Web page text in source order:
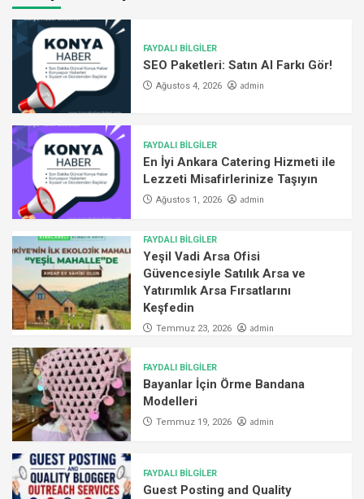
FAYDALI BİLGİLER
SEO Paketleri: Satın Al Farkı Gör!
Ağustos 4, 2026 admin
FAYDALI BİLGİLER
En İyi Ankara Catering Hizmeti ile
Lezzeti Misafirlerinize Taşıyın
Ağustos 1, 2026 admin
FAYDALI BİLGİLER
Yeşil Vadi Arsa Ofisi
Güvencesiyle Satılık Arsa ve
Yatırımlık Arsa Fırsatlarını
Keşfedin
Temmuz 23, 2026 admin
FAYDALI BİLGİLER
Bayanlar İçin Örme Bandana
Modelleri
Temmuz 19, 2026 admin
FAYDALI BİLGİLER
Guest Posting and Quality